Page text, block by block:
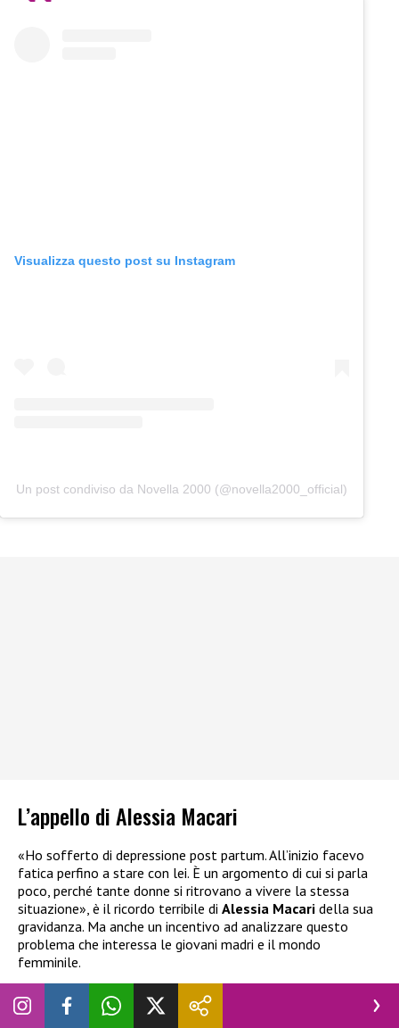
Visualizza questo post su Instagram
Un post condiviso da Novella 2000 (@novella2000_official)
L’appello di Alessia Macari
«Ho sofferto di depressione post partum. All’inizio facevo
fatica perfino a stare con lei. È un argomento di cui si parla
poco, perché tante donne si ritrovano a vivere la stessa
situazione», è il ricordo terribile di Alessia Macari della sua
gravidanza. Ma anche un incentivo ad analizzare questo
problema che interessa le giovani madri e il mondo
femminile.
«Ho la paura che non potrò essere madre